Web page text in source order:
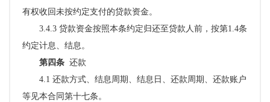
有权收回未按约定支付的贷款资金。
3.4.3 贷款资金按照本条约定归还至贷款人前，按第1.4条
约定计息、结息。
第四条 还款
4.1 还款方式、结息周期、结息日、还款周期、还款账户
等见本合同第十七条。